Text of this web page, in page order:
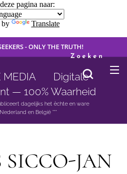
pagina naar:
by Translate
- ONLY THE TRUTH!
MEDIA 🟣 Digitale
— 100% Waarheid
dagelijks het èchte en ware
en België ***
Zoeken
SICCO-JAN